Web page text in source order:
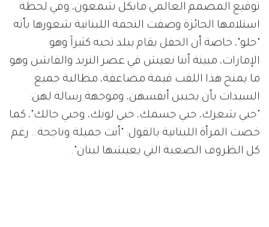
توقيع المصمم العالمي مايكل شمعون، وفي لحظة
استلامها الجائزة وصفت النجمة اللبنانية شعورها بأنه
"حلو"، خاصة أن الحفل يقام ببلد تحبه كثيراً وهو
الإمارات، مبينة أننا نعيش في عصر الترند والفاشن وهو
ما يمنح هذا اللقب قيمة مضاعفة، مطالبة جميع
السيدات بأن يحببن أنفسهن، وموجهة رسالة لهن:
"حبي شعرك، حبي جسمك، حبي لونك، وحبي حالك"، كما
خصت المرأة اللبنانية بالقول: "أنت جميلة وناجحة.. رغم
كل الظروف الصعبة التي يعيشها لبنان".